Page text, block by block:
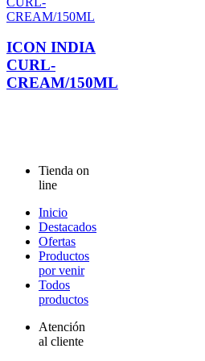
ICON INDIA
CURL-
CREAM/150ML
Tienda on
line
Inicio
Destacados
Ofertas
Productos
por venir
Todos
productos
Atención
al cliente